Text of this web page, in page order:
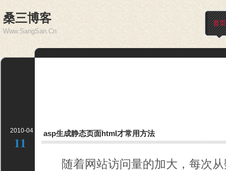
桑三博客
Www.SangSan.Cn
首页
2010-04
11
asp生成静态页面html才常用方法
随着网站访问量的加大，每次